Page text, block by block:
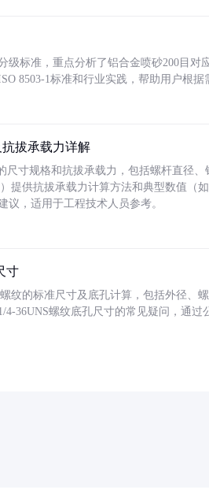
级标准，重点分析了铝合金喷砂200目对
8503-1标准和行业实践，帮助用户根据
拔承载力详解
尺寸规格和抗拔承载力，包括螺杆直径
提供抗拔承载力计算方法和典型数值（
议，适用于工程技术人员参考。
寸
纹的标准尺寸及底孔计算，包括外径、
4-36UNS螺纹底孔尺寸的常见疑问，通